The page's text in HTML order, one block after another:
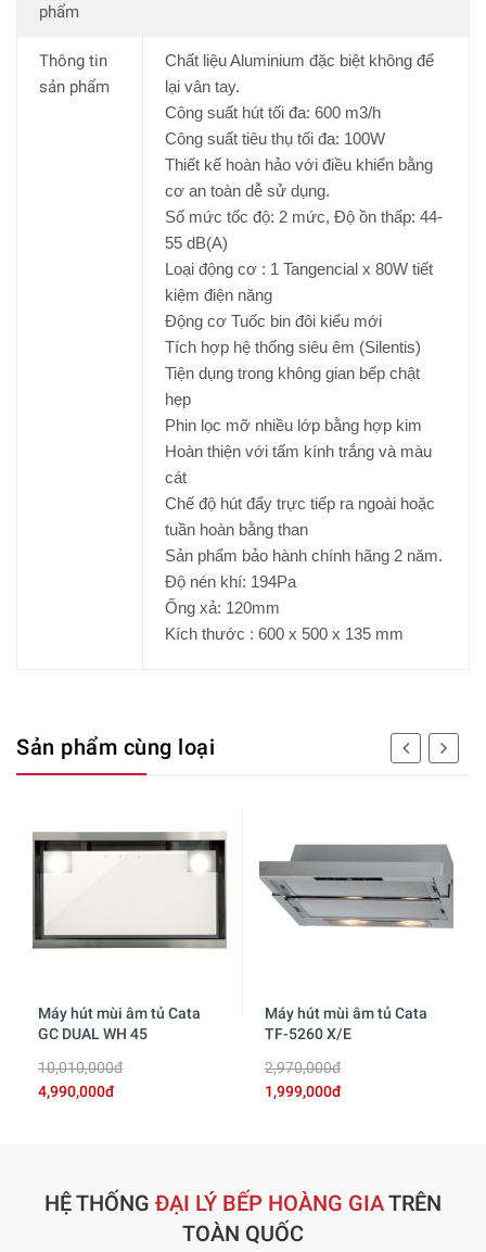
phẩm
Thông tin
sản phẩm
Chất liệu Aluminium đặc biệt không để
lại vân tay.
Công suất hút tối đa: 600 m3/h
Công suất tiêu thụ tối đa: 100W
Thiết kế hoàn hảo với điều khiển bằng
cơ an toàn dễ sử dụng.
Số mức tốc độ: 2 mức, Độ ồn thấp: 44-
55 dB(A)
Loại động cơ : 1 Tangencial x 80W tiết
kiệm điện năng
Động cơ Tuốc bin đôi kiểu mới
Tích hợp hệ thống siêu êm (Silentis)
Tiện dụng trong không gian bếp chật
hẹp
Phin lọc mỡ nhiều lớp bằng hợp kim
Hoàn thiện với tấm kính trắng và màu
cát
Chế độ hút đẩy trực tiếp ra ngoài hoặc
tuần hoàn bằng than
Sản phẩm bảo hành chính hãng 2 năm.
Độ nén khí: 194Pa
Ống xả: 120mm
Kích thước : 600 x 500 x 135 mm
Sản phẩm cùng loại
Máy hút mùi âm tủ Cata
GC DUAL WH 45
10,010,000đ
4,990,000đ
Máy hút mùi âm tủ Cata
TF-5260 X/E
2,970,000đ
1,999,000đ
HỆ THỐNG ĐẠI LÝ BẾP HOÀNG GIATRÊN
TOÀN QUỐC